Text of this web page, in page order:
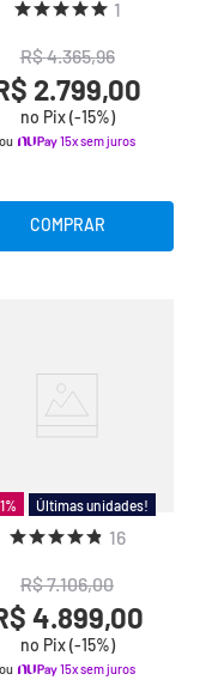
1
R$4.365,96
2.799,00
no Pix (-15%)
ou 15x sem juros
COMPRAR
% Últimas unidades!
16
R$7.106,00
4.899,00
no Pix (-15%)
ou 15x sem juros